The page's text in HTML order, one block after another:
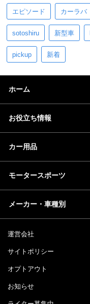
エピソード カーラバ
sotoshiru 新型車
pickup 新着
ホーム
お役立ち情報
カー用品
モータースポーツ
メーカー・車種別
運営会社
サイトポリシー
オプトアウト
お知らせ